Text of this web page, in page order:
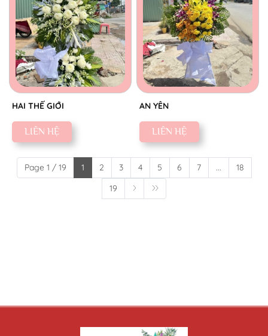
HAI THẾ GIỚI
LIÊN HỆ
AN YÊN
LIÊN HỆ
Page 1 / 19 1 2 3 4 5 6 7 ...
18
19